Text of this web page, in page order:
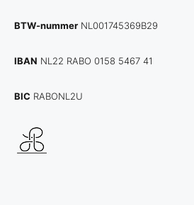
BTW-nummer NL001745369B29
IBAN NL22 RABO 0158 5467 41
BIC RABONL2U